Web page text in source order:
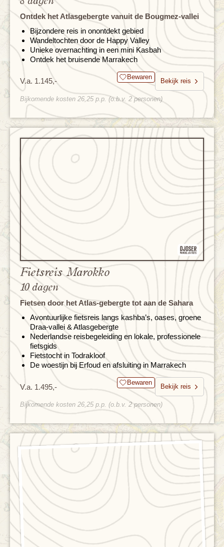
Ontdek het Atlasgebergte vanuit de Bougmez-vallei
Bijzondere reis in onontdekt gebied
Wandeltochten door de Happy Valley
Unieke overnachting in een mini Kasbah
Ontdek het bruisende Marrakech
V.a. 1.145,- Bewaren
Bekijk reis
Bijkomende kosten 26,25 p.p. (o.b.v. 2 personen)
Fietsreis Marokko
10 dagen
Fietsen door het Atlas-gebergte tot aan de Sahara
Avontuurlijke fietsreis langs kashba’s, oases, groene
Draa-vallei & Atlasgebergte
Nederlandse reisbegeleiding en lokale, professionele
fietsgids
Fietstocht in Todrakloof
De woestijn bij Erfoud en afsluiting in Marrakech
V.a. 1.495,- Bewaren
Bekijk reis
Bijkomende kosten 26,25 p.p. (o.b.v. 2 personen)